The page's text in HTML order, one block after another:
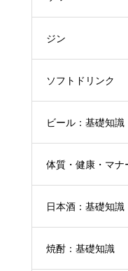
ジン
ソフトドリンク
ビール：基礎知識
体質・健康・マナ
日本酒：基礎知識
焼酎：基礎知識